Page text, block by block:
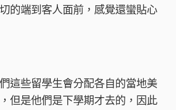
的端到客人面前，感覺還蠻貼心
這些留學生會分配各自的當地美
但是他們是下學期才去的，因此